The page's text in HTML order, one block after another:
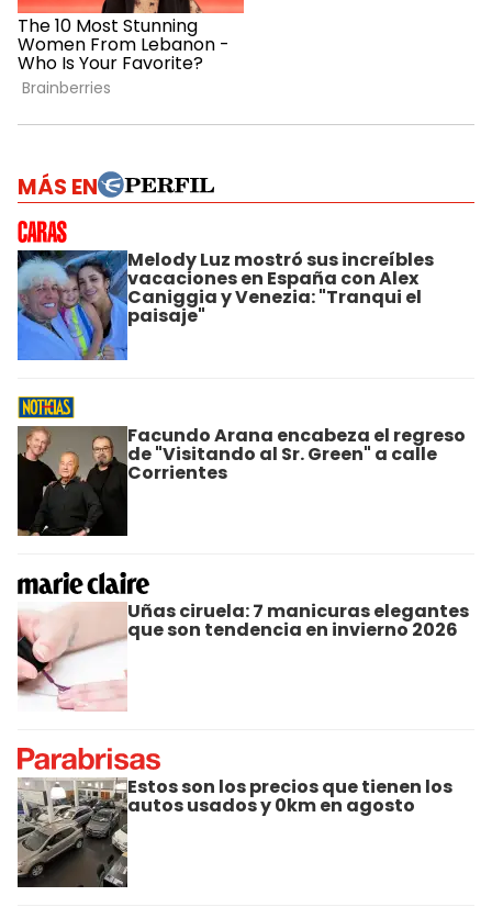
MÁS EN
Melody Luz mostró sus increíbles
vacaciones en España con Alex
Caniggia y Venezia: "Tranqui el
paisaje"
Facundo Arana encabeza el regreso
de "Visitando al Sr. Green" a calle
Corrientes
Uñas ciruela: 7 manicuras elegantes
que son tendencia en invierno 2026
Estos son los precios que tienen los
autos usados y 0km en agosto